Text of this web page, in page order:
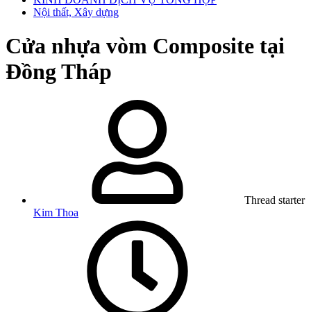
Nội thất, Xây dựng
Cửa nhựa vòm Composite tại
Đồng Tháp
Thread starter
Kim Thoa